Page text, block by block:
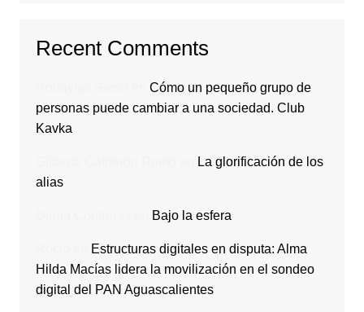
Recent Comments
Cómo un pequeño grupo de
personas puede cambiar a una sociedad. Club
Kavka
La glorificación de los
alias
Bajo la esfera
Estructuras digitales en disputa: Alma
Hilda Macías lidera la movilización en el sondeo
digital del PAN Aguascalientes